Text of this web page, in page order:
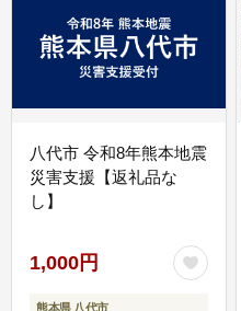
八代市 令和8年熊本地震
災害支援【返礼品な
し】
1,000円
熊本県 八代市